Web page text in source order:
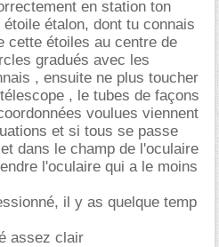
en station ton
étalon, dont tu connais
cette étoiles au centre de
gradués avec les
, ensuite ne plus toucher
, le tubes de façons
voulues viennent
et si tous se passe
dans le champ de l'oculaire
l'oculaire qui a le moins
il y as quelque temp
assez clair